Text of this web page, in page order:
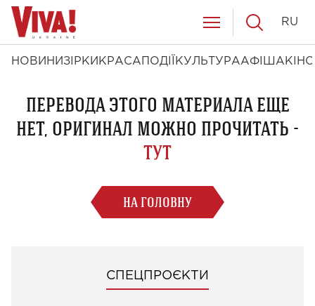
НОВИНИ ЗІРКИ КРАСА ПОДІЇ КУЛЬТУРААФІША КІНО
RU
ПЕРЕВОДА ЭТОГО МАТЕРИАЛА ЕЩЕ
НЕТ, ОРИГИНАЛ МОЖНО ПРОЧИТАТЬ -
ТУТ
НА ГОЛОВНУ
СПЕЦПРОЄКТИ